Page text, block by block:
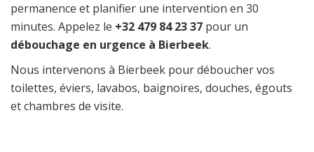
permanence et planifier une intervention en 30
minutes. Appelez le +32 479 84 23 37 pour un
débouchage en urgence à Bierbeek.
Nous intervenons à Bierbeek pour déboucher vos
toilettes, éviers, lavabos, baignoires, douches, égouts
et chambres de visite.